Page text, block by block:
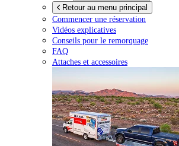
Retour au menu principal
Commencer une réservation
Vidéos explicatives
Conseils pour le remorquage
FAQ
Attaches et accessoires